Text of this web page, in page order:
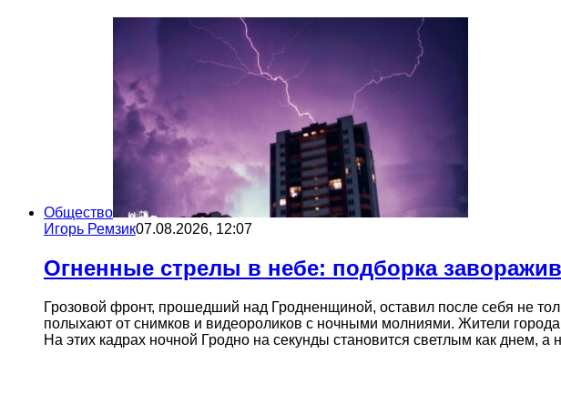
Общество
Игорь Ремзик07.08.2026, 12:07
Огненные стрелы в небе: подборка
Грозовой фронт, прошедший над Гродненщиной, оставил после себя не
полыхают от снимков и видеороликов с ночными молниями. Жители
На этих кадрах ночной Гродно на секунды становится светлым как днем,